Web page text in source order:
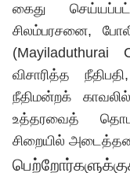
கைது
சிலம்பரசனை,
விசாரித்த
நீதிமன்றக்
உத்தரவைத்
சிறையில்